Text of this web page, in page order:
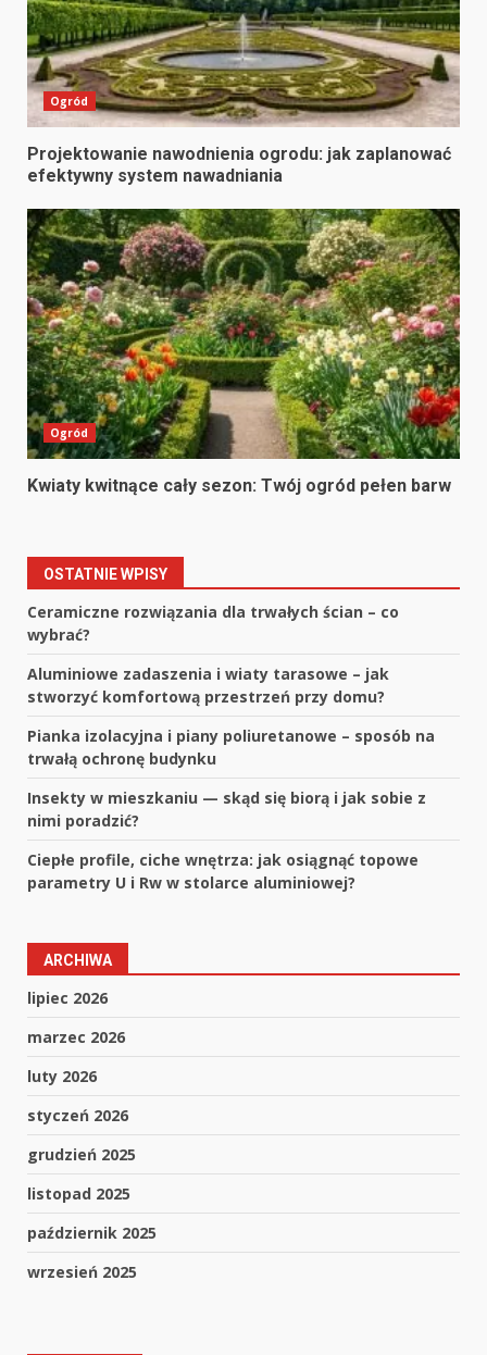
Ogród
Projektowanie nawodnienia ogrodu: jak zaplanować
efektywny system nawadniania
Ogród
Kwiaty kwitnące cały sezon: Twój ogród pełen barw
OSTATNIE WPISY
Ceramiczne rozwiązania dla trwałych ścian – co
wybrać?
Aluminiowe zadaszenia i wiaty tarasowe – jak
stworzyć komfortową przestrzeń przy domu?
Pianka izolacyjna i piany poliuretanowe – sposób na
trwałą ochronę budynku
Insekty w mieszkaniu — skąd się biorą i jak sobie z
nimi poradzić?
Ciepłe profile, ciche wnętrza: jak osiągnąć topowe
parametry U i Rw w stolarce aluminiowej?
ARCHIWA
lipiec 2026
marzec 2026
luty 2026
styczeń 2026
grudzień 2025
listopad 2025
październik 2025
wrzesień 2025